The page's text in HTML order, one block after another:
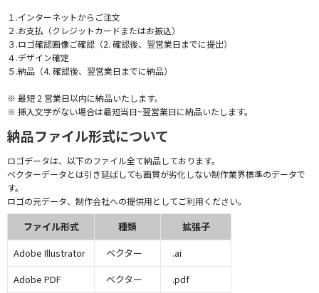
１.インターネットからご注文
２.お支払（クレジットカードまたはお振込）
３.ロゴ確認画像ご確認（2. 確認後、翌営業日までに提出）
４.デザイン確定
５.納品（4. 確認後、翌営業日までに納品）
※ 最短 2 営業日以内に納品いたします。
※ 挿入文字がない場合は最短当日~翌営業日に納品いたします。
納品ファイル形式について
ロゴデータは、以下のファイル全て納品しております。
ベクターデータとは引き延ばしても画質が劣化しない制作業界標準のデータで
す。
ロゴの元データ、制作会社への提供用としてご利用ください。
ファイル形式 種類
拡張子
Adobe Illustrator
ベクター
.ai
Adobe PDF
ベクター
.pdf